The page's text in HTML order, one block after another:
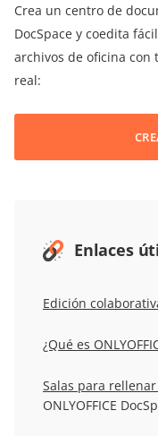
Crea un centro de
DocSpace y coedita
archivos de oficina con
real:
Enlaces
Edición
¿Qué es
Salas para
ONLYOFFICE